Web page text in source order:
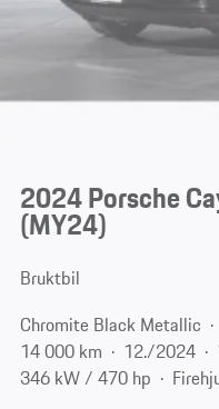
2024 Porsche
(MY24)
Bruktbil
Chromite Black Metallic
14 000 km
12./2024
346 kW / 470 hp